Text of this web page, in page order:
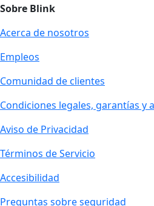
Sobre Blink
Acerca de nosotros
Empleos
Comunidad de clientes
Condiciones legales, garantías y
Aviso de Privacidad
Términos de Servicio
Accesibilidad
Preguntas sobre seguridad